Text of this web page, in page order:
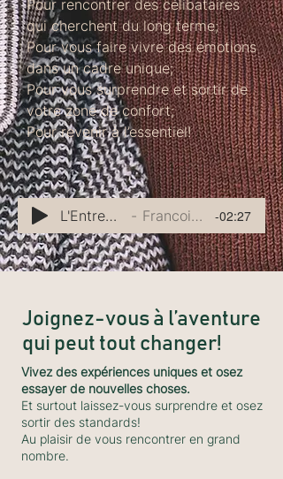
Pour rencontrer des célibataires
qui cherchent du long terme;
Pour vous faire vivre des émotions
dans un cadre unique;
Pour vous surprendre et sortir de
votre zone de confort;
Pour revenir à l’essentiel!
L'Entremetteuse Francois Sarrazin -02:27
Joignez-vous à l’aventure
qui peut tout changer!
Vivez des expériences uniques et osez
essayer de nouvelles choses.
Et surtout laissez-vous surprendre et osez
sortir des standards!
Au plaisir de vous rencontrer en grand
nombre.